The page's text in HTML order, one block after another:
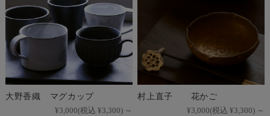
大野香織 マグカップ
¥3,000(税込 ¥3,300) ～
村上直子 花かご
¥3,000(税込 ¥3,300) ～